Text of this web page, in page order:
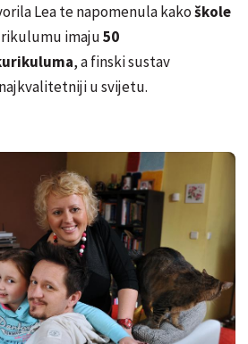
Lea te napomenula kakoškole
imaju50
, a finski sustav
u svijetu.